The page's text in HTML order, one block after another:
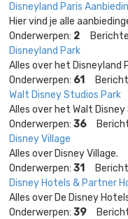
Disneyland Paris
Hier vind je alle
Onderwerpen: 2
Disneyland Park
Alles over het Disneyland
Onderwerpen: 61
Walt Disney Studios Park
Alles over het Walt Disney
Onderwerpen: 36
Disney Village
Alles over Disney Village.
Onderwerpen: 31
Disney Hotels & Partner
Alles over De Disney
Onderwerpen: 39